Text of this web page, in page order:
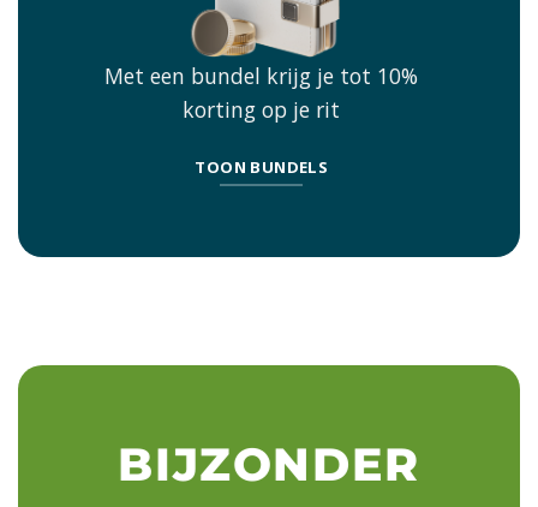
Met een bundel krijg je tot 10%
korting op je rit
TOON BUNDELS
BIJZONDER